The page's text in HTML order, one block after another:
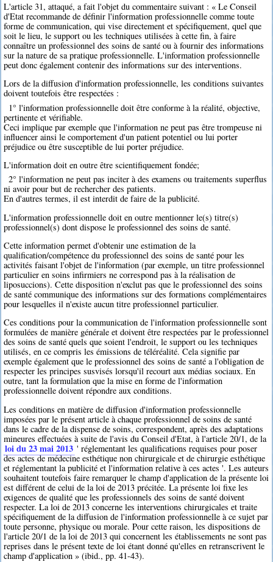
L'article 31, attaqué, a fait l'objet du commentaire suivant : « Le Conseil
d'Etat recommande de définir l'information professionnelle comme toute
forme de communication, qui vise directement et spécifiquement, quel que
soit le lieu, le support ou les techniques utilisées à cette fin, à faire
connaître un professionnel des soins de santé ou à fournir des informations
sur la nature de sa pratique professionnelle. L'information professionnelle
peut donc également contenir des informations sur des interventions.
Lors de la diffusion d'information professionnelle, les conditions suivantes
doivent toutefois être respectées :
1° l'information professionnelle doit être conforme à la réalité, objective,
pertinente et vérifiable.
Ceci implique par exemple que l'information ne peut pas être trompeuse ni
influencer ainsi le comportement d'un patient potentiel ou lui porter
préjudice ou être susceptible de lui porter préjudice.
L'information doit en outre être scientifiquement fondée;
2° l'information ne peut pas inciter à des examens ou traitements superflus
ni avoir pour but de rechercher des patients.
En d'autres termes, il est interdit de faire de la publicité.
L'information professionnelle doit en outre mentionner le(s) titre(s)
professionnel(s) dont dispose le professionnel des soins de santé.
Cette information permet d'obtenir une estimation de la
qualification/compétence du professionnel des soins de santé pour les
activités faisant l'objet de l'information (par exemple, un titre professionnel
particulier en soins infirmiers ne correspond pas à la réalisation de
liposuccions). Cette disposition n'exclut pas que le professionnel des soins
de santé communique des informations sur des formations complémentaires
pour lesquelles il n'existe aucun titre professionnel particulier.
Ces conditions pour la communication de l'information professionnelle sont
formulées de manière générale et doivent être respectées par le professionnel
des soins de santé quels que soient l'endroit, le support ou les techniques
utilisés, en ce compris les émissions de téléréalité. Cela signifie par
exemple également que le professionnel des soins de santé a l'obligation de
respecter les principes susvisés lorsqu'il recourt aux médias sociaux. En
outre, tant la formulation que la mise en forme de l'information
professionnelle doivent répondre aux conditions.
Les conditions en matière de diffusion d'information professionnelle
imposées par le présent article à chaque professionnel de soins de santé
dans le cadre de la dispense de soins, correspondent, après des adaptations
mineures effectuées à suite de l'avis du Conseil d'Etat, à l'article 20/1, de la
loi du 23 mai 2013 ' réglementant les qualifications requises pour poser
des actes de médecine esthétique non chirurgicale et de chirurgie esthétique
et réglementant la publicité et l'information relative à ces actes '. Les auteurs
souhaitent toutefois faire remarquer le champ d'application de la présente loi
est différent de celui de la loi de 2013 précitée. La présente loi fixe les
exigences de qualité que les professionnels des soins de santé doivent
respecter. La loi de 2013 concerne les interventions chirurgicales et traite
spécifiquement de la diffusion de l'information professionnelle à ce sujet par
toute personne, physique ou morale. Pour cette raison, les dispositions de
l'article 20/1 de la loi de 2013 qui concernent les établissements ne sont pas
reprises dans le présent texte de loi étant donné qu'elles en retranscrivent le
champ d'application » (ibid., pp. 41-43).